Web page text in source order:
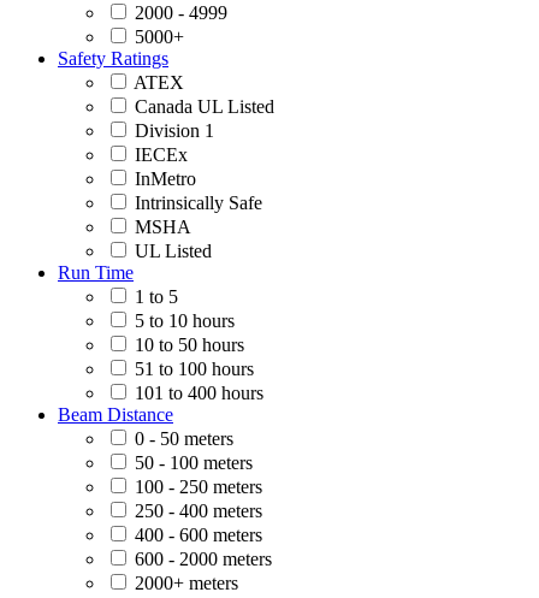
2000 - 4999
5000+
Safety Ratings
ATEX
Canada UL Listed
Division 1
IECEx
InMetro
Intrinsically Safe
MSHA
UL Listed
Run Time
1 to 5
5 to 10 hours
10 to 50 hours
51 to 100 hours
101 to 400 hours
Beam Distance
0 - 50 meters
50 - 100 meters
100 - 250 meters
250 - 400 meters
400 - 600 meters
600 - 2000 meters
2000+ meters